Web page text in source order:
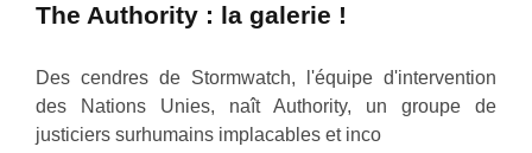
The Authority : la galerie !
Des cendres de Stormwatch, l'équipe d'intervention
des Nations Unies, naît Authority, un groupe de
justiciers surhumains implacables et inco